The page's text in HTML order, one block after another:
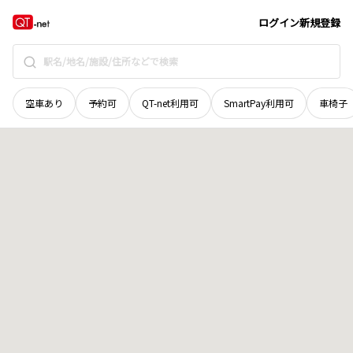
ログイン新規登録
空車あり 予約可 QT-net利用可 SmartPay利用可 車椅子
島根県